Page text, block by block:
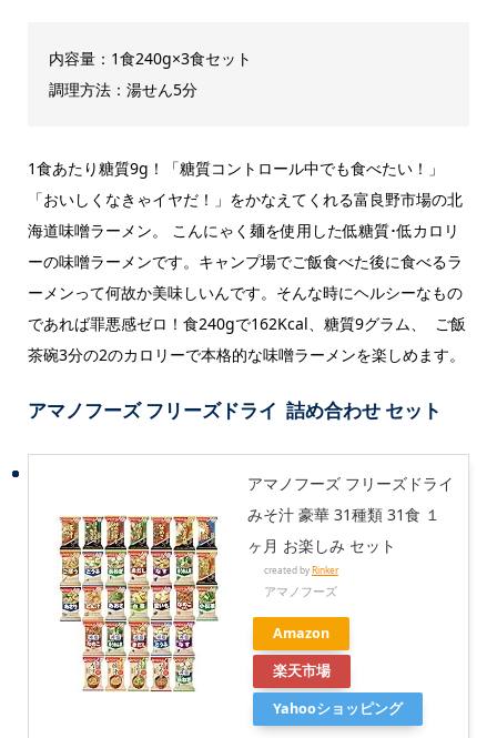
内容量：1食240g×3食セット
調理方法：湯せん5分
1食あたり糖質9g！「糖質コントロール中でも食べたい！」
「おいしくなきゃイヤだ！」をかなえてくれる富良野市場の北
海道味噌ラーメン。 こんにゃく麺を使用した低糖質･低カロリ
ーの味噌ラーメンです。キャンプ場でご飯食べた後に食べるラ
ーメンって何故か美味しいんです。そんな時にヘルシーなもの
であれば罪悪感ゼロ！食240gで162Kcal、糖質9グラム、 ご飯
茶碗3分の2のカロリーで本格的な味噌ラーメンを楽しめます。
アマノフーズ フリーズドライ 詰め合わせ セット
アマノフーズ フリーズドライ
みそ汁 豪華 31種類 31食 １
ヶ月 お楽しみ セット
created by Rinker
アマノフーズ
Amazon
楽天市場
Yahooショッピング